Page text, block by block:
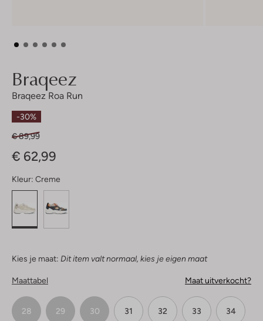
Braqeez
Braqeez Roa Run
-30%
€ 89,99
€ 62,99
Kleur: Creme
Kies je maat: Dit item valt normaal, kies je eigen maat
Maattabel Maat uitverkocht?
28 29 30 31 32 33 34